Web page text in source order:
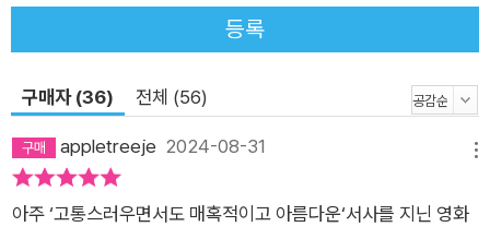
수 있다는데 내 생각엔 그 정도면 신과 같은 게 아니라 그냥 신이
야. 아무튼 그 회사가 세계 최고의 게임회사와 손을 잡고 신들이
거처할 세상을 만들었다 이거야. 부자도 없고, 가난한 자도 없고,
병든 자도 없는 세상. 모두가 평등하고 자유롭게 사는 영원한 천
국.” ―본문 106쪽 죄책감에 시달리던 경주는 자신과 함께 보안
요원으로 입사한 동기 박제이가 노숙자들 사이에서 무언가를 비
밀리에 찾고 있다는 것을 눈치 챈다. 그러던 어느 날, 새벽 순찰을
등록
구매자 (36) 전체 (56)
appletreeje 2024-08-31
아주 ‘고통스러우면서도 매혹적이고 아름다운‘서사를 지닌 영화